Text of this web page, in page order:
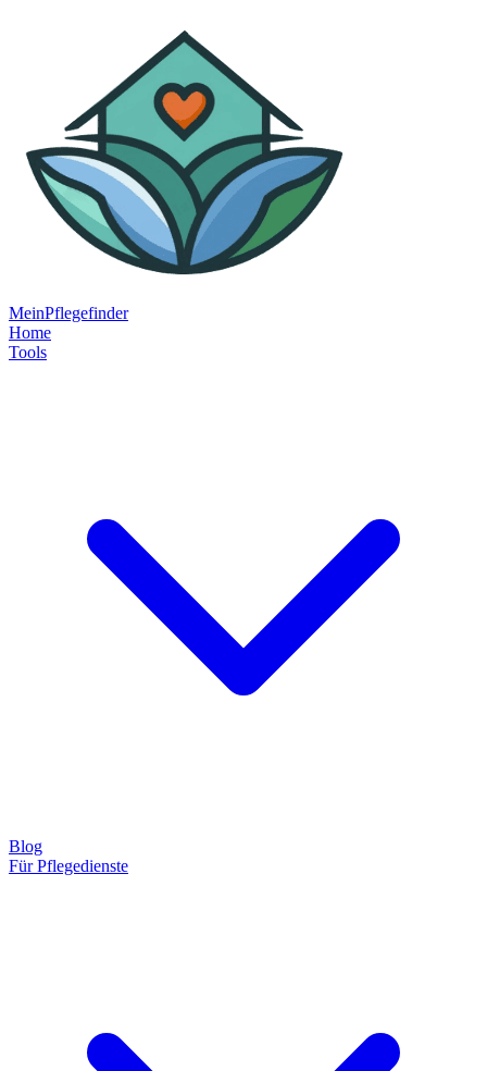
MeinPflegefinder
Home
Tools
Blog
Für Pflegedienste